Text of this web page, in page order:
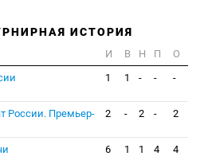
ИСТОРИЯ
И В Н П
О
1 1 - - -
России. Премьер-
2 - 2 - 2
6 1 1 4 4